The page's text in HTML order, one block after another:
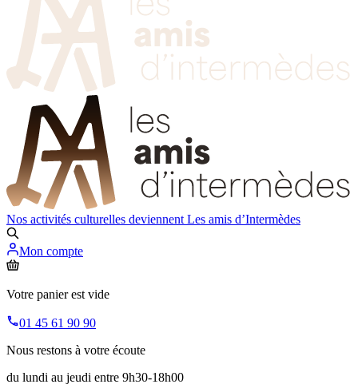
Nos activités culturelles deviennent Les amis d’Intermèdes
Mon compte
Votre panier est vide
01 45 61 90 90
Nous restons à votre écoute
du lundi au jeudi entre 9h30-18h00